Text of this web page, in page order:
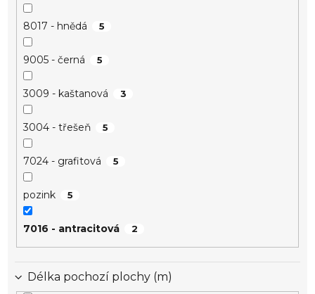
8017 - hnědá 5
9005 - černá 5
3009 - kaštanová 3
3004 - třešeň 5
7024 - grafitová 5
pozink 5
7016 - antracitová 2
Délka pochozí plochy (m)